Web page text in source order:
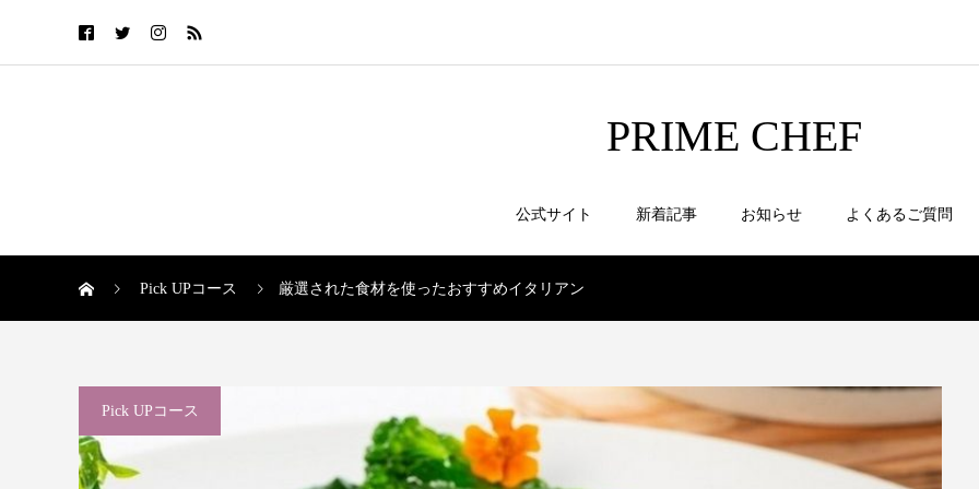
PRIME CHEF
公式サイト 新着記事 お知らせ よくあるご質問
Pick UPコース 厳選された食材を使ったおすすめイタリアン
Pick UPコース